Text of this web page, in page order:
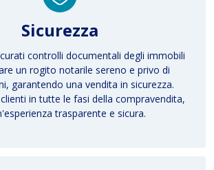
Sicurezza
controlli documentali degli immobili
un rogito notarile sereno e privo di
garantendo una vendita in sicurezza.
in tutte le fasi della compravendita,
trasparente e sicura.